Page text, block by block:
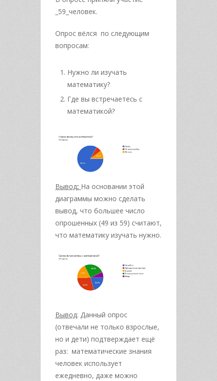
_59_человек.
Опрос вёлся по следующим
вопросам:
Нужно ли изучать
математику?
Где вы встречаетесь с
математикой?
Вывод: На основании этой
диаграммы можно сделать
вывод, что большее число
опрошенных (49 из 59) считают,
что математику изучать нужно.
Вывод: Данный опрос
(отвечали не только взрослые,
но и дети) подтверждает ещё
раз: математические знания
человек использует
ежедневно, даже можно